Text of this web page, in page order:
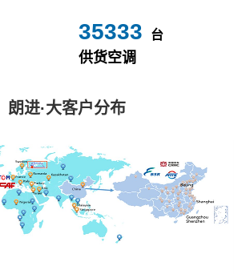
40000 台
供货空调
朗进·大客户分布